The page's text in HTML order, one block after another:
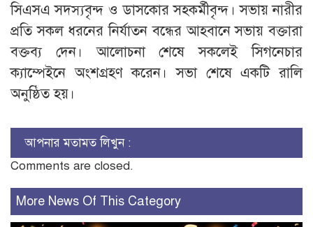
সিএসএ সদস্যবৃন্দ ও ডাসকোর সহকর্মীবৃন্দ। সভায় নারীর
প্রতি সকল ধরনের নির্যাতন বন্ধের আহবানে সভায় বক্তারা
বক্তব্য দেন। আলোচনা শেষে সকলেই সিগনেচার
ক্যাম্পেইনে অংশগ্রহণ করেন। সভা শেষে একটি রালি
অনুষ্ঠিত হয়।
আপনার মতামত লিখুন :
Comments are closed.
More News Of This Category